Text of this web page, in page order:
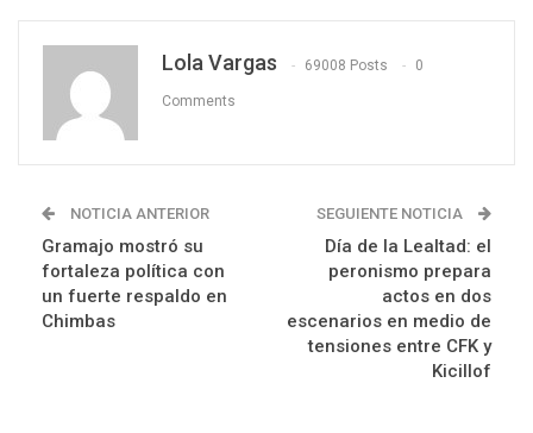
Lola Vargas 69008 Posts 0
Comments
NOTICIA ANTERIOR
Gramajo mostró su
fortaleza política con
un fuerte respaldo en
Chimbas
SEGUIENTE NOTICIA
Día de la Lealtad: el
peronismo prepara
actos en dos
escenarios en medio de
tensiones entre CFK y
Kicillof